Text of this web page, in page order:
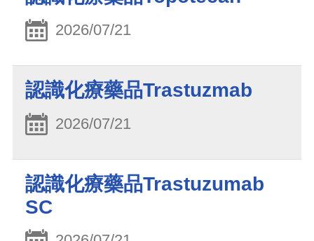
2026/07/21
認識化療藥品Trastuzmab
2026/07/21
認識化療藥品Trastuzumab
SC